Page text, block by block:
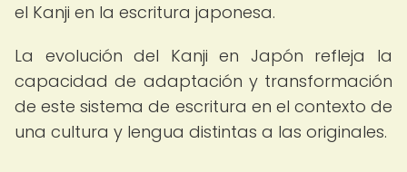
el Kanji en la escritura japonesa.
La evolución del Kanji en Japón refleja la
capacidad de adaptación y transformación
de este sistema de escritura en el contexto de
una cultura y lengua distintas a las originales.